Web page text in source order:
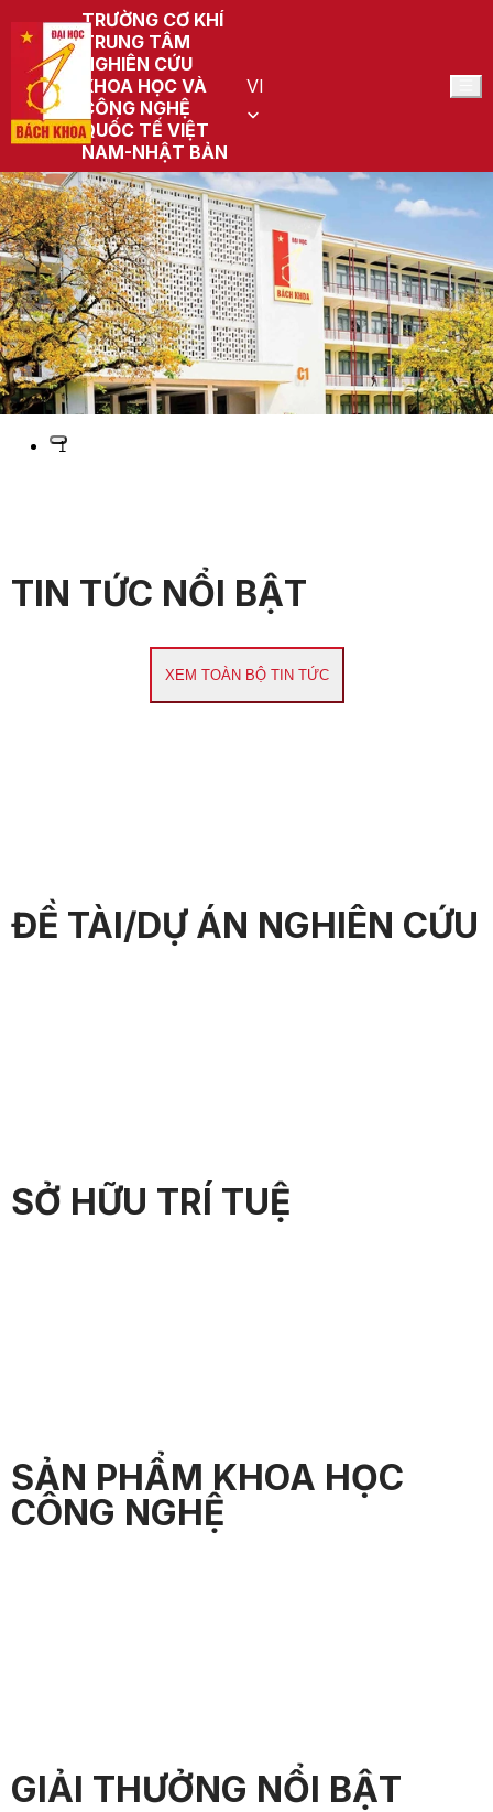
TRƯỜNG CƠ KHÍ
TRUNG TÂM
NGHIÊN CỨU
KHOA HỌC VÀ
CÔNG NGHỆ
QUỐC TẾ VIỆT
NAM-NHẬT BẢN
VI
Preview
1
TIN TỨC NỔI BẬT
XEM TOÀN BỘ TIN TỨC
ĐỀ TÀI/DỰ ÁN NGHIÊN CỨU
SỞ HỮU TRÍ TUỆ
SẢN PHẨM KHOA HỌC
CÔNG NGHỆ
GIẢI THƯỞNG NỔI BẬT